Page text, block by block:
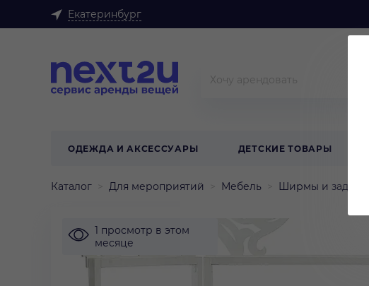
Екатеринбург
ОДЕЖДА И АКСЕССУАРЫ ДЕТСКИЕ ТОВАРЫ
Каталог Для мероприятий Мебель Ширмы и задники
1 просмотр в этом
месяце